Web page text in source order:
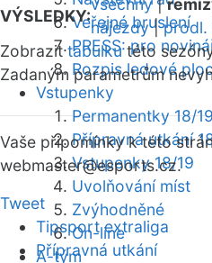
Veřejné bruslení
PRESS: pro
Rozpis ledové
Vstupenky
Permanentky 18/
Přípravná utkání
Vstupenky 18/19
Uvolňování míst
Zvýhodněné
On-line
A-tým
VÝSLEDKY:
všechny|
nájezdy|prodl.
Zobrazittabulkutéto
Zadaným parametrům
Vaše připomínky k této
webmaster@esports.cz.
Tweet
Tipsport extraliga
Přípravná utkání